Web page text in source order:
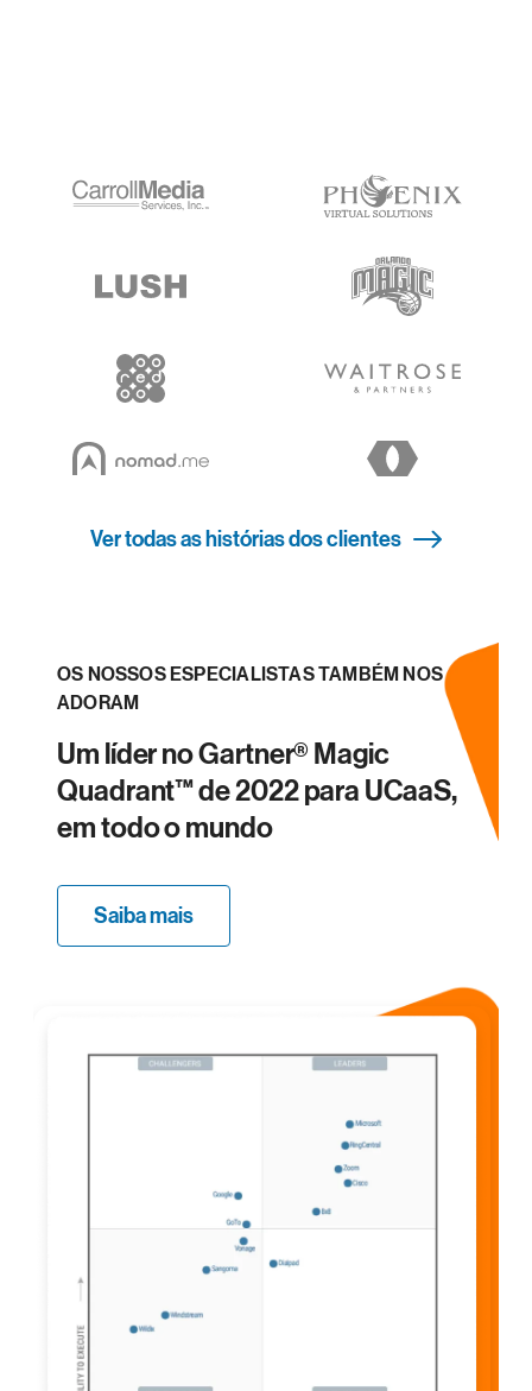
Ver todas as histórias dos clientes
OS NOSSOS ESPECIALISTAS TAMBÉM NOS
ADORAM
Um líder no Gartner® Magic
Quadrant™ de 2022 para UCaaS,
em todo o mundo
Saiba mais